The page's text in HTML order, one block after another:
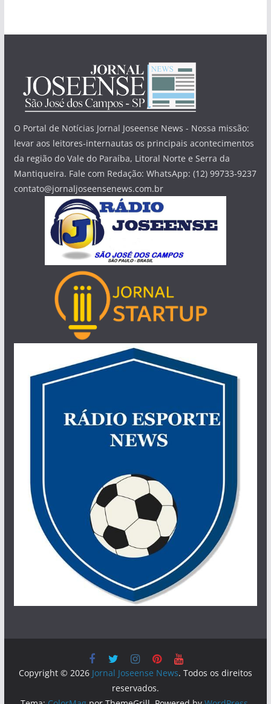
O Portal de Notícias Jornal Joseense News - Nossa missão:
levar aos leitores-internautas os principais acontecimentos
da região do Vale do Paraíba, Litoral Norte e Serra da
Mantiqueira. Fale com Redação: WhatsApp: (12) 99733-9237
contato@jornaljoseensenews.com.br
Copyright © 2026 Jornal Joseense News. Todos os direitos
reservados.